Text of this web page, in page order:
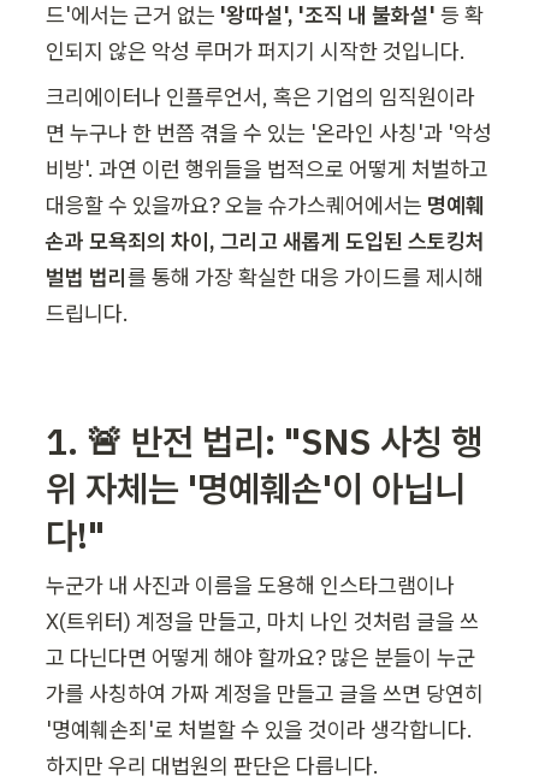
드'에서는 근거 없는 '왕따설', '조직 내 불화설' 등 확
인되지 않은 악성 루머가 퍼지기 시작한 것입니다.
크리에이터나 인플루언서, 혹은 기업의 임직원이라
면 누구나 한 번쯤 겪을 수 있는 '온라인 사칭'과 '악성
비방'. 과연 이런 행위들을 법적으로 어떻게 처벌하고
대응할 수 있을까요? 오늘 슈가스퀘어에서는 명예훼
손과 모욕죄의 차이, 그리고 새롭게 도입된 스토킹처
벌법 법리를 통해 가장 확실한 대응 가이드를 제시해
드립니다.
1. 🚨 반전 법리: "SNS 사칭 행
위 자체는 '명예훼손'이 아닙니
다!"
누군가 내 사진과 이름을 도용해 인스타그램이나
X(트위터) 계정을 만들고, 마치 나인 것처럼 글을 쓰
고 다닌다면 어떻게 해야 할까요? 많은 분들이 누군
가를 사칭하여 가짜 계정을 만들고 글을 쓰면 당연히
'명예훼손죄'로 처벌할 수 있을 것이라 생각합니다.
하지만 우리 대법원의 판단은 다릅니다.